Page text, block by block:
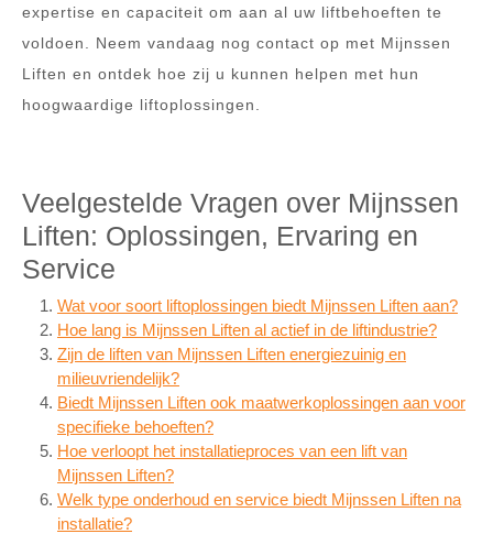
expertise en capaciteit om aan al uw liftbehoeften te
voldoen. Neem vandaag nog contact op met Mijnssen
Liften en ontdek hoe zij u kunnen helpen met hun
hoogwaardige liftoplossingen.
Veelgestelde Vragen over Mijnssen
Liften: Oplossingen, Ervaring en
Service
Wat voor soort liftoplossingen biedt Mijnssen Liften aan?
Hoe lang is Mijnssen Liften al actief in de liftindustrie?
Zijn de liften van Mijnssen Liften energiezuinig en
milieuvriendelijk?
Biedt Mijnssen Liften ook maatwerkoplossingen aan voor
specifieke behoeften?
Hoe verloopt het installatieproces van een lift van
Mijnssen Liften?
Welk type onderhoud en service biedt Mijnssen Liften na
installatie?